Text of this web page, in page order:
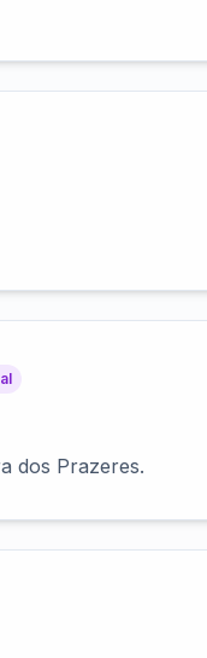
dos Prazeres.